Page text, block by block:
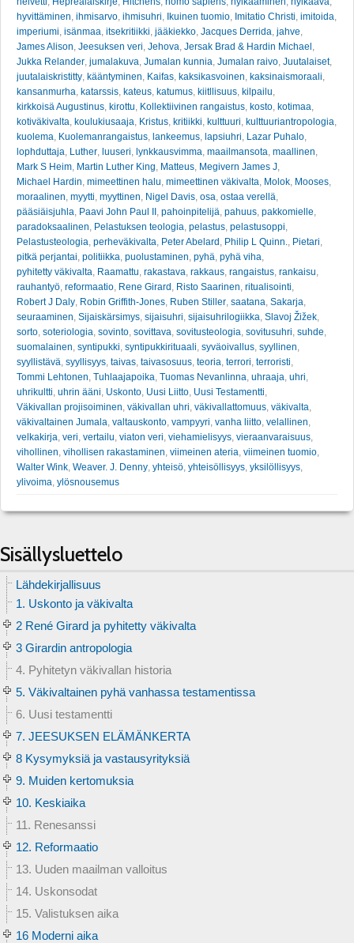
hyvittäminen, ihmisarvo, ihmisuhri, Ikuinen tuomio, Imitatio Christi, imitoida,
imperiumi, isänmaa, itsekritiikki, jääkiekko, Jacques Derrida, jahve,
James Alison, Jeesuksen veri, Jehova, Jersak Brad & Hardin Michael ,
Jukka Relander, jumalakuva, Jumalan kunnia, Jumalan raivo, Juutalaiset,
juutalaiskristitty, kääntyminen, Kaifas, kaksikasvoinen, kaksinaismoraali,
kansanmurha, katarssis, kateus, katumus, kiitllisuus, kilpailu,
kirkkoisä Augustinus, kirottu, Kollektiivinen rangaistus, kosto, kotimaa,
kotiväkivalta, koulukiusaaja, Kristus, kritiikki, kulttuuri, kulttuuriantropologia,
kuolema, Kuolemanrangaistus, lankeemus, lapsiuhri, Lazar Puhalo,
lophduttaja, Luther, luuseri, lynkkausvimma, maailmansota, maallinen,
Mark S Heim, Martin Luther King, Matteus, Megivern James J,
Michael Hardin, mimeettinen halu, mimeettinen väkivalta, Molok, Mooses,
moraalinen, myytti, myyttinen, Nigel Davis, osa, ostaa verellä,
pääsiäisjuhla, Paavi John Paul II , pahoinpitelijä, pahuus, pakkomielle,
paradoksaalinen, Pelastuksen teologia, pelastus, pelastusoppi,
Pelastusteologia, perheväkivalta, Peter Abelard , Philip L Quinn., Pietari,
pitkä perjantai, politiikka, puolustaminen, pyhä, pyhä viha,
pyhitetty väkivalta, Raamattu, rakastava, rakkaus, rangaistus, rankaisu,
rauhantyö, reformaatio, Rene Girard , Risto Saarinen, ritualisointi,
Robert J Daly, Robin Griffith-Jones, Ruben Stiller, saatana, Sakarja,
seuraaminen, Sijaiskärsimys, sijaisuhri, sijaisuhrilogiikka, Slavoj Žižek,
sorto, soteriologia, sovinto, sovittava, sovitusteologia, sovitusuhri, suhde,
suomalainen, syntipukki, syntipukkirituaali, syväoivallus, syyllinen,
syyllistävä, syyllisyys, taivas, taivasosuus, teoria, terrori, terroristi,
Tommi Lehtonen, Tuhlaajapoika, Tuomas Nevanlinna, uhraaja, uhri,
uhrikultti, uhrin ääni, Uskonto, Uusi Liitto, Uusi Testamentti,
Väkivallan projisoiminen, väkivallan uhri, väkivallattomuus, väkivalta,
väkivaltainen Jumala, valtauskonto, vampyyri, vanha liitto, velallinen,
velkakirja, veri, vertailu, viaton veri, viehamielisyys, vieraanvaraisuus,
vihollinen, vihollisen rakastaminen, viimeinen ateria, viimeinen tuomio,
Walter Wink, Weaver. J. Denny, yhteisö, yhteisöllisyys, yksilöllisyys,
ylivoima, ylösnousemus
Sisällysluettelo
Lähdekirjallisuus
1. Uskonto ja väkivalta
2 René Girard ja pyhitetty väkivalta
3 Girardin antropologia
4. Pyhitetyn väkivallan historia
5. Väkivaltainen pyhä vanhassa testamentissa
6. Uusi testamentti
7. JEESUKSEN ELÄMÄNKERTA
8 Kysymyksiä ja vastausyrityksiä
9. Muiden kertomuksia
10. Keskiaika
11. Renesanssi
12. Reformaatio
13. Uuden maailman valloitus
14. Uskonsodat
15. Valistuksen aika
16 Moderni aika